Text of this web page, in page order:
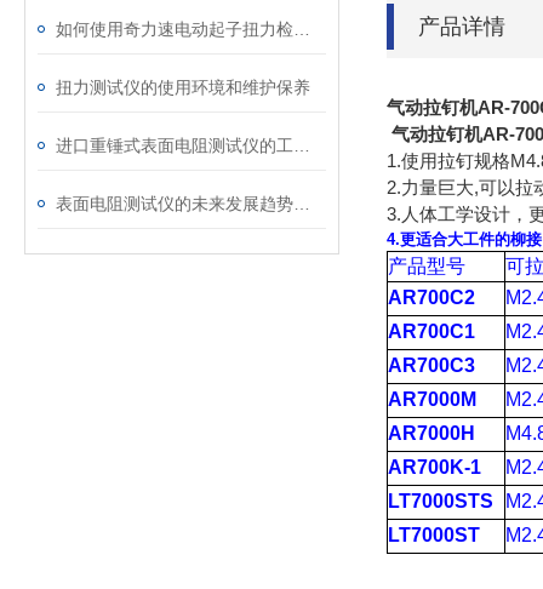
扭力测试仪的使用环境和维护保养
产品详情
气动拉钉机AR-
气动拉钉机AR-
1.使用拉钉规格
2.力量巨大,可以拉
3.人体工学设计，
4.更适合大工件的柳
产品型号
可
AR700C2
AR700C1
AR700C3
AR7000M
AR7000H
AR700K-1
LT7000STS
LT7000ST